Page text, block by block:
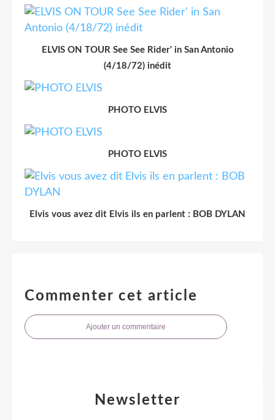
ELVIS ON TOUR See See Rider' in San Antonio
(4/18/72) inédit
PHOTO ELVIS
PHOTO ELVIS
Elvis vous avez dit Elvis ils en parlent : BOB DYLAN
Commenter cet article
Ajouter un commentaire
Newsletter